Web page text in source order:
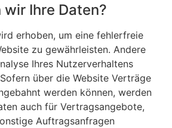
Ihre Daten?
erhoben, um eine fehlerfreie
zu gewährleisten. Andere
Ihres Nutzerverhaltens
über die Website Verträge
werden können, werden
auch für Vertragsangebote,
Auftragsanfragen